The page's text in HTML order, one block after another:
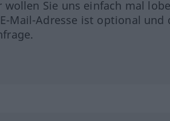
Sie uns einfach mal
Mail-Adresse ist optional und